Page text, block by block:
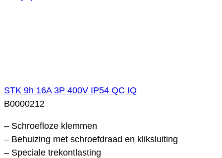
STK 9h 16A 3P 400V IP54 QC IQ
B0000212
– Schroefloze klemmen
– Behuizing met schroefdraad en kliksluiting
– Speciale trekontlasting